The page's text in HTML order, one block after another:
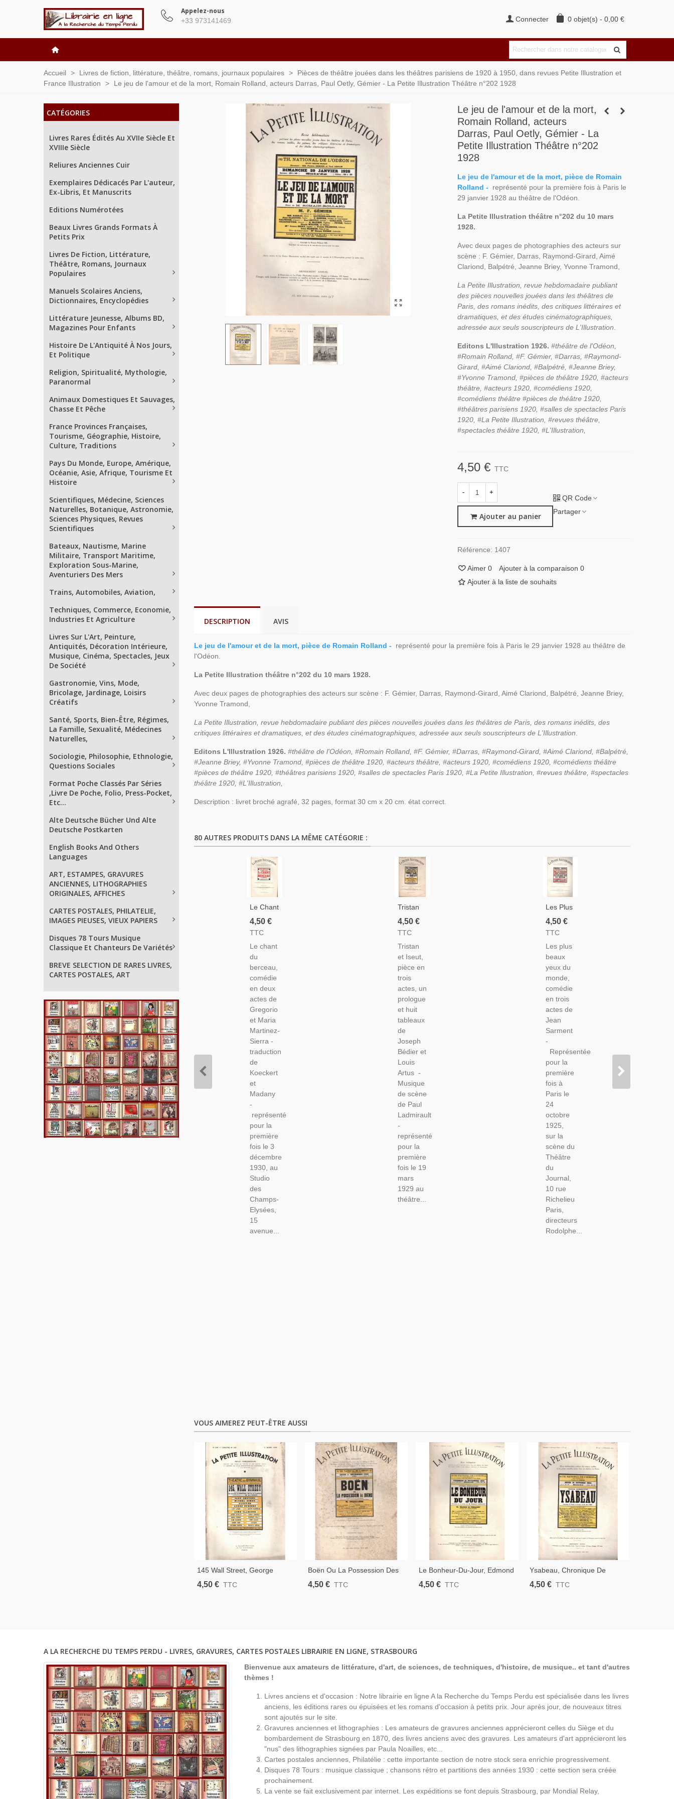
Appelez-nous
+33 973141469 Connecter 0 objet(s) - 0,00 €
Accueil > Livres de fiction, littérature, théâtre, romans, journaux populaires >
Pièces de théâtre jouées dans les théâtres parisiens de 1920 à 1950, dans revues Petite Illustration et
France Illustration
> Le jeu de l'amour et de la mort, Romain Rolland, acteurs Darras, Paul Oetly, Gémier - La Petite Illustration Théâtre n°202 1928
CATÉGORIES
Livres Rares Édités Au XVIIe Siècle Et
XVIIIe Siècle
Reliures Anciennes Cuir
Exemplaires Dédicacés Par L'auteur,
Ex-Libris, Et Manuscrits
Editions Numérotées
Beaux Livres Grands Formats À
Petits Prix
Livres De Fiction, Littérature,
Théâtre, Romans, Journaux
Populaires
Manuels Scolaires Anciens,
Dictionnaires, Encyclopédies
Littérature Jeunesse, Albums BD,
Magazines Pour Enfants
Histoire De L'Antiquité À Nos Jours,
Et Politique
Religion, Spiritualité, Mythologie,
Paranormal
Animaux Domestiques Et Sauvages,
Chasse Et Pêche
France Provinces Françaises,
Tourisme, Géographie, Histoire,
Culture, Traditions
Pays Du Monde, Europe, Amérique,
Océanie, Asie, Afrique, Tourisme Et
Histoire
Scientifiques, Médecine, Sciences
Naturelles, Botanique, Astronomie,
Sciences Physiques, Revues
Scientifiques
Bateaux, Nautisme, Marine
Militaire, Transport Maritime,
Exploration Sous-Marine,
Aventuriers Des Mers
Trains, Automobiles, Aviation,
Techniques, Commerce, Economie,
Industries Et Agriculture
Livres Sur L'Art, Peinture,
Antiquités, Décoration Intérieure,
Musique, Cinéma, Spectacles, Jeux
De Société
Gastronomie, Vins, Mode,
Bricolage, Jardinage, Loisirs
Créatifs
Santé, Sports, Bien-Être, Régimes,
La Famille, Sexualité, Médecines
Naturelles,
Sociologie, Philosophie, Ethnologie,
Questions Sociales
Format Poche Classés Par Séries
,Livre De Poche, Folio, Press-Pocket,
Etc...
Alte Deutsche Bücher Und Alte
Deutsche Postkarten
English Books And Others
Languages
ART, ESTAMPES, GRAVURES
ANCIENNES, LITHOGRAPHIES
ORIGINALES, AFFICHES
CARTES POSTALES, PHILATELIE,
IMAGES PIEUSES, VIEUX PAPIERS
Disques 78 Tours Musique
Classique Et Chanteurs De Variétés
BREVE SELECTION DE RARES LIVRES,
CARTES POSTALES, ART
Le jeu de l'amour et de la mort,
Romain Rolland, acteurs
Darras, Paul Oetly, Gémier - La
Petite Illustration Théâtre n°202
1928
Le jeu de l'amour et de la mort, pièce de Romain
Rolland -représenté pour la première fois à Paris le
29 janvier 1928 au théâtre de l'Odéon.
La Petite Illustration théâtre n°202 du 10 mars
1928.
Avec deux pages de photographies des acteurs sur
scène : F. Gémier, Darras, Raymond-Girard, Aimé
Clariond, Balpétré, Jeanne Briey, Yvonne Tramond,
La Petite Illustration, revue hebdomadaire publiant
des pièces nouvelles jouées dans les théâtres de
Paris, des romans inédits, des critiques littéraires et
dramatiques, et des études cinématographiques,
adressée aux seuls souscripteurs de L'Illustration
Editons L'Illustration 1926. #théâtre de l'Odéon,
#Romain Rolland, #F. Gémier, #Darras, #Raymond-
Girard, #Aimé Clariond, #Balpétré, #Jeanne Briey,
#Yvonne Tramond, #pièces de théâtre 1920, #acteurs
théâtre, #acteurs 1920, #comédiens 1920,
#comédiens théâtre#pièces de théâtre 1920,
#théâtres parisiens 1920, #salles de spectacles Paris
1920, #La Petite Illustration, #revues théâtre,
#spectacles théâtre 1920, #L'Illustration,
4,50 € TTC
- +
Ajouter au panier
QR Code
Partager
Référence: 1407
Aimer 0 Ajouter à la comparaison 0
Ajouter à la liste de souhaits
DESCRIPTION AVIS
Le jeu de l'amour et de la mort, pièce de Romain Rolland - représenté pour la première fois à Paris le 29 janvier 1928 au théâtre de
l'Odéon.
La Petite Illustration théâtre n°202 du 10 mars 1928.
Avec deux pages de photographies des acteurs sur scène : F. Gémier, Darras, Raymond-Girard, Aimé Clariond, Balpétré, Jeanne Briey,
Yvonne Tramond,
La Petite Illustration, revue hebdomadaire publiant des pièces nouvelles jouées dans les théâtres de Paris, des romans inédits, des
critiques littéraires et dramatiques, et des études cinématographiques, adressée aux seuls souscripteurs de L'Illustration.
Editons L'Illustration 1926. #théâtre de l'Odéon, #Romain Rolland, #F. Gémier, #Darras, #Raymond-Girard, #Aimé Clariond, #Balpétré,
#Jeanne Briey, #Yvonne Tramond, #pièces de théâtre 1920, #acteurs théâtre, #acteurs 1920, #comédiens 1920, #comédiens théâtre
#pièces de théâtre 1920, #théâtres parisiens 1920, #salles de spectacles Paris 1920, #La Petite Illustration, #revues théâtre, #spectacles
théâtre 1920, #L'Illustration,
Description : livret broché agrafé, 32 pages, format 30 cm x 20 cm. état correct.
80 AUTRES PRODUITS DANS LA MÊME CATÉGORIE :
Le Chant
Du
Berceau,
Martinez-
Sierra,
Acteurs
Héléna
Manson,
Susanne
Delorme
- La
Petite
Illustration
Théâtre
279
1931
4,50 €
TTC
Le chant
du
berceau,
comédie
en deux
actes de
Gregorio
et Maria
Martinez-
Sierra -
traduction
de
Koeckert
et
Madany
-
représenté
pour la
première
fois le 3
décembre
1930, au
Studio
des
Champs-
Elysées,
15
avenue...
Tristan
Et Iseut,
Joseph
Louis
Artus,
Acteurs
André
Brulé,
Madeleine
Lély - La
Petite
Illustration
Théâtre
N°231
1929
4,50 €
TTC
Tristan
et Iseut,
pièce en
trois
actes, un
prologue
et huit
tableaux
de
Joseph
Bédier et
Louis
Artus -
Musique
de scène
de Paul
Ladmirault
-
représenté
pour la
première
fois le 19
mars
1929 au
théâtre...
Les Plus
Beaux
Yeux Du
Jean
Sarment,
Acteurs
Marguerite
Valmont,
Abel
Jacquin -
La Petite
Illustration
Théâtre
N°155
1926
4,50 €
TTC
Les plus
beaux
yeux du
monde,
comédie
en trois
actes de
Jean
Sarment
-
Représentée
pour la
première
fois à
Paris le
24
octobre
1925,
sur la
scène du
Théâtre
du
Journal,
10 rue
Richelieu
Paris,
directeurs
Rodolphe...
VOUS AIMEREZ PEUT-ÊTRE AUSSI
145 Wall Street, George
Brooks, Eve Curie, Acteurs
Michel Simon, Jane Chevrel -
4,50 € TTC
Boën Ou La Possession Des
Biens, Jules Romains, Acteurs
- Louis Seigneur, Arquillère,
4,50 € TTC
Le Bonheur-Du-Jour, Edmond
Guiraud, Acteurs Charpin,
Renée Devillers - La Petite
4,50 € TTC
Ysabeau, Chronique De
France, Paul Fort, Acteurs
Charpin, Balpétré, Germaine
4,50 € TTC
A LA RECHERCHE DU TEMPS PERDU - LIVRES, GRAVURES, CARTES POSTALES LIBRAIRIE EN LIGNE, STRASBOURG
Bienvenue aux amateurs de littérature, d'art, de sciences, de techniques, d'histoire, de musique.. et tant d'autres
thèmes !
Livres anciens et d'occasion : Notre librairie en ligne A la Recherche du Temps Perdu est spécialisée dans les livres
anciens, les éditions rares ou épuisées et les romans d'occasion à petits prix. Jour après jour, de nouveaux titres
sont ajoutés sur le site.
Gravures anciennes et lithographies : Les amateurs de gravures anciennes apprécieront celles du Siège et du
bombardement de Strasbourg en 1870, des livres anciens avec des gravures. Les amateurs d'art apprécieront les
"nus" des lithographies signées par Paula Noailles, etc...
Cartes postales anciennes, Philatélie : cette importante section de notre stock sera enrichie progressivement.
Disques 78 Tours : musique classique ; chansons rétro et partitions des années 1930 : cette section sera créée
prochainement.
La vente se fait exclusivement par internet. Les expéditions se font depuis Strasbourg, par Mondial Relay,